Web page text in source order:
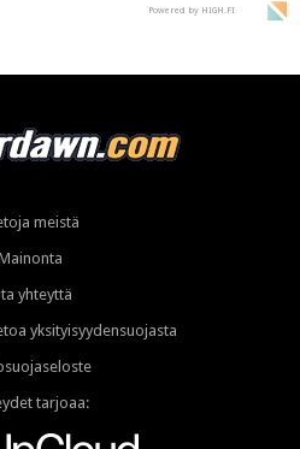
Powered by HIGH.FI
meistä
yhteyttä
yksityisyydensuojasta
tarjoaa: